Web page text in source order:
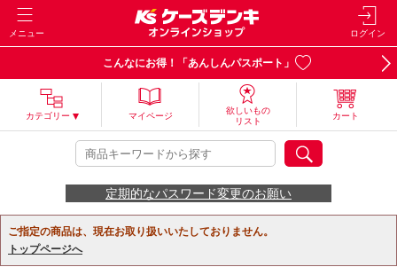
メニュー ログイン
こんなにお得！「あんしんパスポート」
カテゴリー マイページ
欲しいもの
リスト
カート
定期的なパスワード変更のお願い
ご指定の商品は、現在お取り扱いいたしておりません。
トップページへ